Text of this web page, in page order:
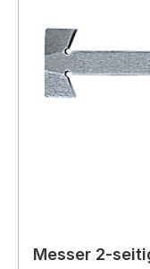
Messer 2-